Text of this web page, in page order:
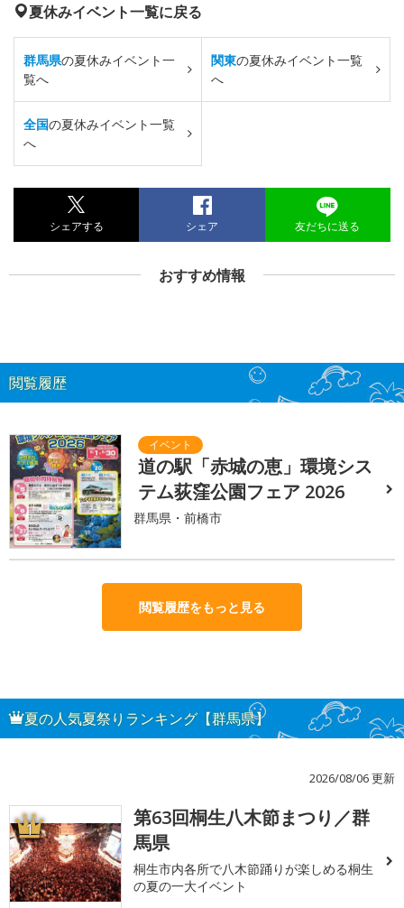
夏休みイベント一覧に戻る
群馬県の夏休みイベント一
覧へ
関東の夏休みイベント一覧
へ
全国の夏休みイベント一覧
へ
シェアする シェア 友だちに送る
おすすめ情報
閲覧履歴
道の駅「赤城の恵」環境シス
テム荻窪公園フェア 2026
群馬県・前橋市
閲覧履歴をもっと見る
夏の人気夏祭りランキング【群馬県】
2026/08/06 更新
1
第63回桐生八木節まつり／群
馬県
桐生市内各所で八木節踊りが楽しめる桐生
の夏の一大イベント